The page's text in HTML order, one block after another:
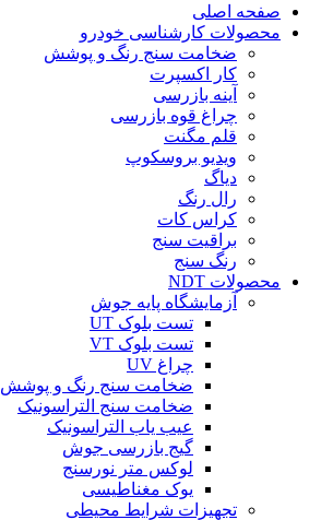
صفحه اصلی
محصولات کارشناسی خودرو
ضخامت سنج رنگ و پوشش
کار اکسپرت
آینه بازرسی
چراغ قوه بازرسی
قلم مگنت
ویدیو بروسکوپ
دیاگ
رال رنگ
کراس کات
براقیت سنج
رنگ سنج
محصولات NDT
آزمایشگاه پایه جوش
تست بلوک UT
تست بلوک VT
چراغ UV
ضخامت سنج رنگ و پوشش
ضخامت سنج التراسونیک
عیب یاب التراسونیک
گیج بازرسی جوش
لوکس متر نورسنج
یوک مغناطیسی
تجهیزات شرایط محیطی